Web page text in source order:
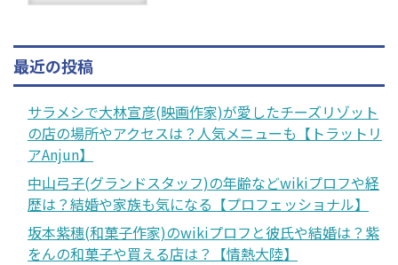
最近の投稿
サラメシで大林宣彦(映画作家)が愛したチーズリゾット
の店の場所やアクセスは？人気メニューも【トラットリ
アAnjun】
中山弓子(グランドスタッフ)の年齢などwikiプロフや経
歴は？結婚や家族も気になる【プロフェッショナル】
坂本紫穗(和菓子作家)のwikiプロフと彼氏や結婚は？紫
をんの和菓子や買える店は？【情熱大陸】